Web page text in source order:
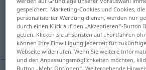
Übersicht aller Übersetzungen
(Für mehr Details die Übersetzung
tempra, stilla, skipa niður
gespeichert. Marketing-Cookies und Cookies,
personalisierter Werbung dienen, werden nur
durch einen Klick auf den „Akzeptieren“-Button
geben. Klicken Sie ansonsten auf „Fortfahren
können Ihre Einwilligung jederzeit für
Webseite widerrufen. Wenn Sie weitere
und den Anpassungsmöglichkeiten möchten,
Button „Mehr Optionen“. Weitergehende